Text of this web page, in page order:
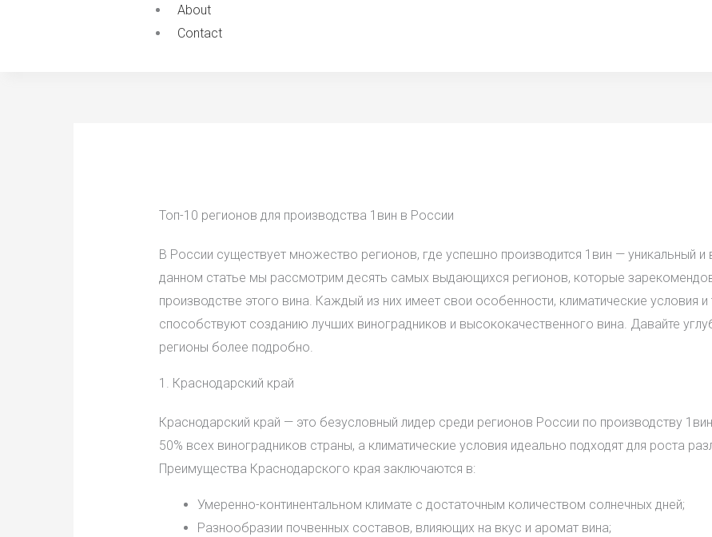
About
Contact
Топ-10 регионов для производства 1вин в России
В России существует множество регионов, где успешно производится 1вин — уникальный и
данном статье мы рассмотрим десять самых выдающихся регионов, которые
производстве этого вина. Каждый из них имеет свои особенности, климатические условия и
способствуют созданию лучших виноградников и высококачественного вина. Давайте
регионы более подробно.
1. Краснодарский край
Краснодарский край — это безусловный лидер среди регионов России по производству
50% всех виноградников страны, а климатические условия идеально подходят для роста
Преимущества Краснодарского края заключаются в:
Умеренно-континентальном климате с достаточным количеством солнечных дней;
Разнообразии почвенных составов, влияющих на вкус и аромат вина;